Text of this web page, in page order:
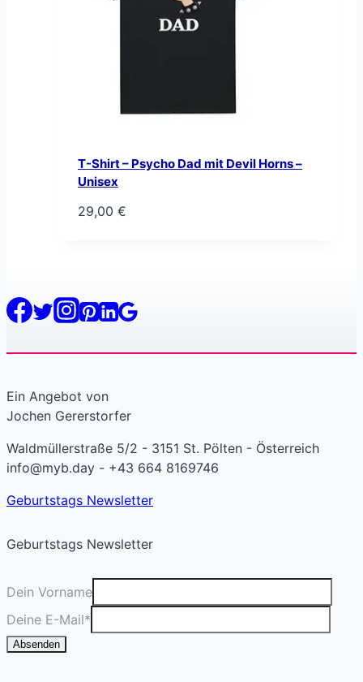
T-Shirt – Psycho Dad mit Devil Horns –
Unisex
29,00 €
Ein Angebot von
Jochen Gererstorfer
Waldmüllerstraße 5/2 - 3151 St. Pölten - Österreich
info@myb.day - +43 664 8169746
Geburtstags Newsletter
Geburtstags Newsletter
Dein Vorname
Deine E-Mail*
Absenden